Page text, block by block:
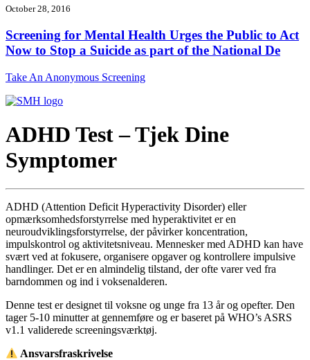
October 28, 2016
Screening for Mental Health Urges the Public to Act
Now to Stop a Suicide as part of the National De
Take An Anonymous Screening
ADHD Test – Tjek Dine
Symptomer
ADHD (Attention Deficit Hyperactivity Disorder) eller
opmærksomhedsforstyrrelse med hyperaktivitet er en
neuroudviklingsforstyrrelse, der påvirker koncentration,
impulskontrol og aktivitetsniveau. Mennesker med ADHD kan have
svært ved at fokusere, organisere opgaver og kontrollere impulsive
handlinger. Det er en almindelig tilstand, der ofte varer ved fra
barndommen og ind i voksenalderen.
Denne test er designet til voksne og unge fra 13 år og opefter. Den
tager 5-10 minutter at gennemføre og er baseret på WHO’s ASRS
v1.1 validerede screeningsværktøj.
Ansvarsfraskrivelse